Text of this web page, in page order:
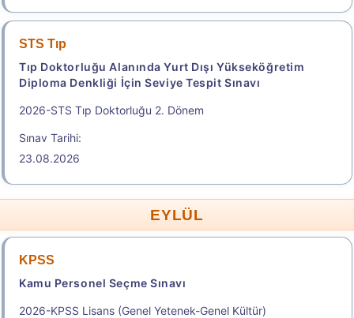
STS Tıp
Tıp Doktorluğu Alanında Yurt Dışı Yükseköğretim
Diploma Denkliği İçin Seviye Tespit Sınavı
2026-STS Tıp Doktorluğu 2. Dönem
Sınav Tarihi:
23.08.2026
EYLÜL
KPSS
Kamu Personel Seçme Sınavı
2026-KPSS Lisans (Genel Yetenek-Genel Kültür)